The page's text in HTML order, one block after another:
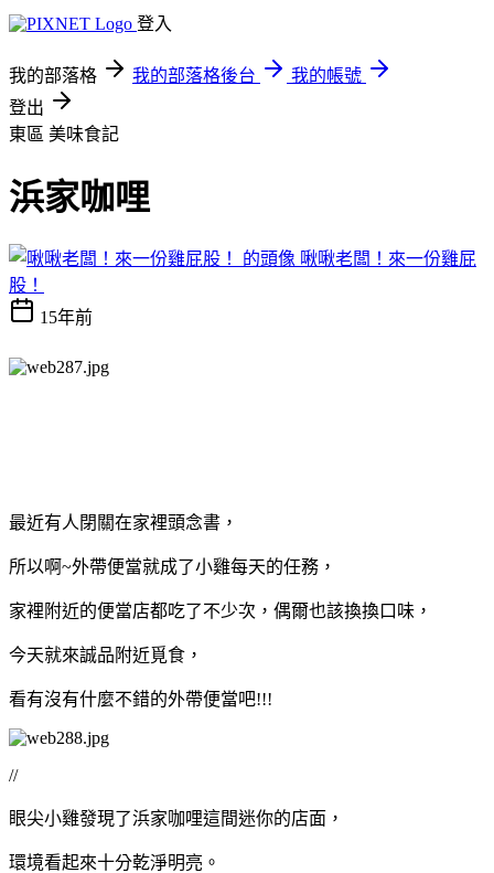
登入
我的部落格 我的部落格後台
我的帳號
登出
東區 美味食記
浜家咖哩
啾啾老闆！來一份雞屁
股！
15年前
最近有人閉關在家裡頭念書，
所以啊~外帶便當就成了小雞每天的任務，
家裡附近的便當店都吃了不少次，偶爾也該換換口味，
今天就來誠品附近覓食，
看有沒有什麼不錯的外帶便當吧!!!
//
眼尖小雞發現了浜家咖哩這間迷你的店面，
環境看起來十分乾淨明亮。